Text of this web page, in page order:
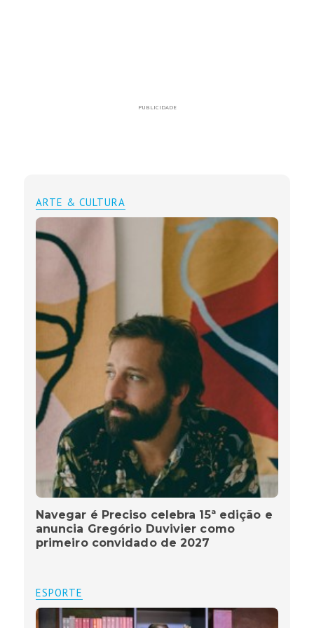
PUBLICIDADE
ARTE & CULTURA
Navegar é Preciso celebra 15ª edição e
anuncia Gregório Duvivier como
primeiro convidado de 2027
ESPORTE